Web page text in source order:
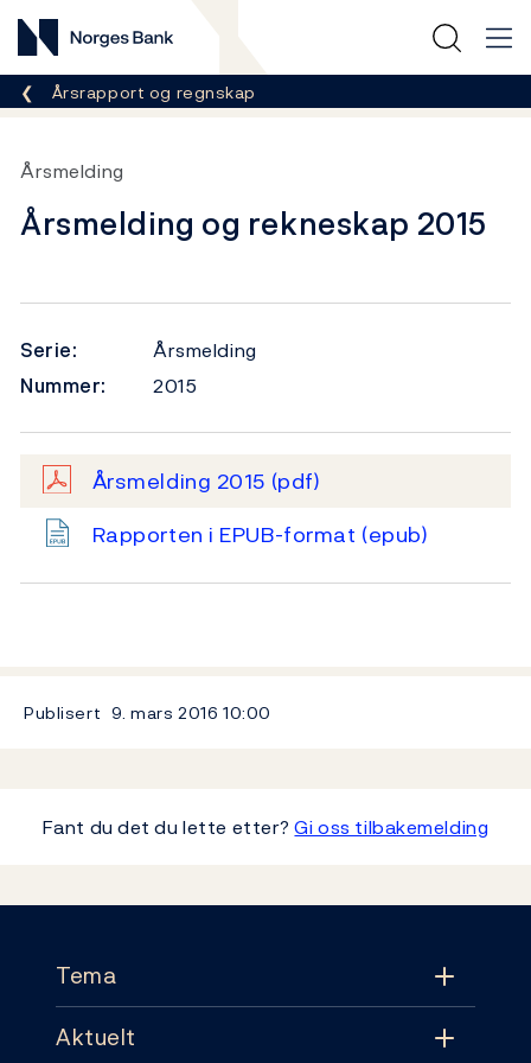
Norges Bank
Her er du nå:
Årsrapport og regnskap
Årsmelding
Årsmelding og rekneskap 2015
Serie:
Årsmelding
Nummer:
2015
Årsmelding 2015 (pdf)
Rapporten i EPUB-format (epub)
Publisert 9. mars 2016 10:00
Fant du det du lette etter?Gi oss tilbakemelding
Tema
Tema
Aktuelt